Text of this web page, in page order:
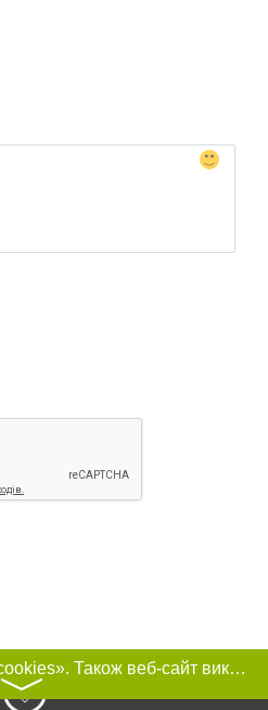
Цей сайт використовує «cookies». Також веб-сайт використовує інтернет-сервіс для збору технічних даних стосовно відвідувачів з метою отримання маркетингової та статистичної інформації. Умови обробки даних відвідувачів сайту див.
〉